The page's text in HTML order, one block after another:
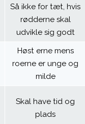
Så ikke for tæt, hvis
rødderne skal
udvikle sig godt
Høst erne mens
roerne er unge og
milde
Skal have tid og
plads